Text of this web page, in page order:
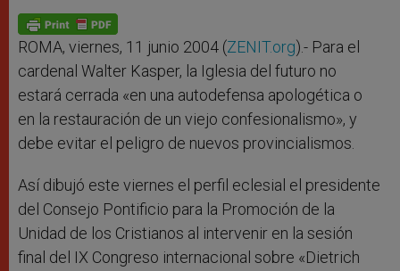
p
p
g
e
r
o
k
ROMA, viernes, 11 junio 2004 (ZENIT.org).- Para el
cardenal Walter Kasper, la Iglesia del futuro no
estará cerrada «en una autodefensa apologética o
en la restauración de un viejo confesionalismo», y
debe evitar el peligro de nuevos provincialismos.
Así dibujó este viernes el perfil eclesial el presidente
del Consejo Pontificio para la Promoción de la
Unidad de los Cristianos al intervenir en la sesión
final del IX Congreso internacional sobre «Dietrich